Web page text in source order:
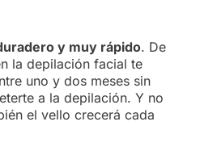
y muy rápido. De
la depilación facial te
uno y dos meses sin
a la depilación. Y no
el vello crecerá cada